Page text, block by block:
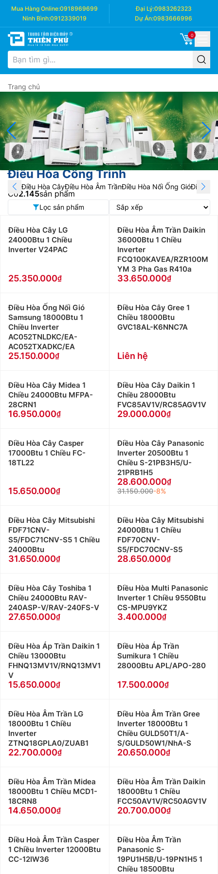
Mua Hàng Online:0918969699 Đại Lý:0983262323
Ninh Bình:0912339019 Dự Án:0983666996
0
Trang chủ
Điều Hòa Công Trình
Điều Hòa CâyĐiều Hòa Âm TrầnĐiều Hòa Nối Ống GióĐiều
Có2.145sản phẩm
Lọc sản phẩm
Điều Hòa Cây LG
24000Btu 1 Chiều
Inverter V24PAC
25.350.000
Điều Hòa Âm Trần Daikin
36000Btu 1 Chiều
Inverter
FCQ100KAVEA/RZR100M
YM 3 Pha Gas R410a
33.650.000
Điều Hòa Ống Nối Gió
Samsung 18000Btu 1
Chiều Inverter
AC052TNLDKC/EA-
AC052TXADKC/EA
25.150.000
Điều Hòa Cây Gree 1
Chiều 18000Btu
GVC18AL-K6NNC7A
Liên hệ
Điều Hòa Cây Midea 1
Chiều 24000Btu MFPA-
28CRN1
16.950.000
Điều Hòa Cây Daikin 1
Chiều 28000Btu
FVC85AV1V/RC85AGV1V
29.000.000
Điều Hòa Cây Casper
17000Btu 1 Chiều FC-
18TL22
15.650.000
Điều Hòa Cây Panasonic
Inverter 20500Btu 1
Chiều S-21PB3H5/U-
21PRB1H5
28.600.000
31.150.000-8%
Điều Hòa Cây Mitsubishi
FDF71CNV-
S5/FDC71CNV-S5 1 Chiều
24000Btu
31.650.000
Điều Hòa Cây Mitsubishi
24000Btu 1 Chiều
FDF70CNV-
S5/FDC70CNV-S5
28.650.000
Điều Hòa Cây Toshiba 1
Chiều 24000Btu RAV-
240ASP-V/RAV-240FS-V
27.650.000
Điều Hòa Multi Panasonic
Inverter 1 Chiều 9550Btu
CS-MPU9YKZ
3.400.000
Điều Hòa Áp Trần Daikin 1
Chiều 13000Btu
FHNQ13MV1V/RNQ13MV1
V
15.650.000
Điều Hòa Áp Trần
Sumikura 1 Chiều
28000Btu APL/APO-280
17.500.000
Điều Hòa Âm Trần LG
18000Btu 1 Chiều
Inverter
ZTNQ18GPLA0/ZUAB1
22.700.000
Điều Hòa Âm Trần Gree
Inverter 18000Btu 1
Chiều GULD50T1/A-
S/GULD50W1/NhA-S
20.650.000
Điều Hòa Âm Trần Midea
18000Btu 1 Chiều MCD1-
18CRN8
14.650.000
Điều Hòa Âm Trần Daikin
18000Btu 1 Chiều
FCC50AV1V/RC50AGV1V
20.700.000
Điều Hoà Âm Trần Casper
1 Chiều Inverter 12000Btu
CC-12IW36
Điều Hòa Âm Trần
Panasonic S-
19PU1H5B/U-19PN1H5 1
Chiều 18500Btu